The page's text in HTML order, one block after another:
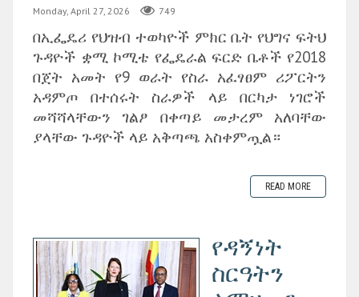
Monday, April 27, 2026 749
በኢፌዴሪ የህዝብ ተወካዮች ምክር ቤት የህግና ፍትህ
ጉዳዮች ቋሚ ኮሚቴ የፌዴራል ፍርድ ቤቶች የ2018
በጀት አመት የ9 ወራት የስራ አፈፃፀም ሪፖርትን
አዳምጦ በተሰሩት ስራዎች ላይ በርካታ ነገሮች
መሻሻላቸውን ገልፆ በቀጣይ መታረም አለባቸው
ያላቸው ጉዳዮች ላይ አቅጣጫ አስቀምጧል።
READ MORE
የዳኝነት
ስርዓትን